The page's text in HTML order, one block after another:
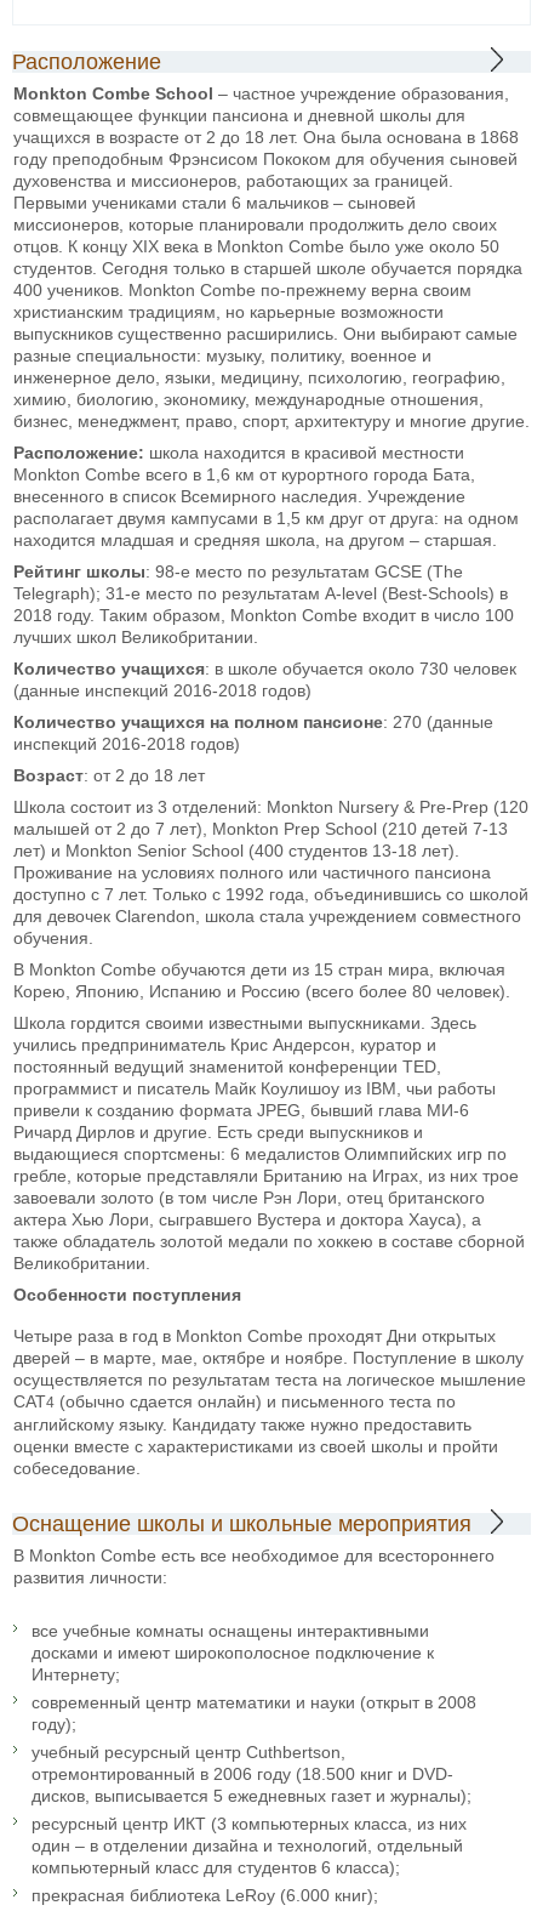
Расположение
Monkton Combe School – частное учреждение образования,
совмещающее функции пансиона и дневной школы для
учащихся в возрасте от 2 до 18 лет. Она была основана в 1868
году преподобным Фрэнсисом Пококом для обучения сыновей
духовенства и миссионеров, работающих за границей.
Первыми учениками стали 6 мальчиков – сыновей
миссионеров, которые планировали продолжить дело своих
отцов. К концу XIX века в Monkton Combe было уже около 50
студентов. Сегодня только в старшей школе обучается порядка
400 учеников. Monkton Combe по-прежнему верна своим
христианским традициям, но карьерные возможности
выпускников существенно расширились. Они выбирают самые
разные специальности: музыку, политику, военное и
инженерное дело, языки, медицину, психологию, географию,
химию, биологию, экономику, международные отношения,
бизнес, менеджмент, право, спорт, архитектуру и многие другие.
Расположение: школа находится в красивой местности
Monkton Combe всего в 1,6 км от курортного города Бата,
внесенного в список Всемирного наследия. Учреждение
располагает двумя кампусами в 1,5 км друг от друга: на одном
находится младшая и средняя школа, на другом – старшая.
Рейтинг школы: 98-е место по результатам GCSE (The
Telegraph); 31-е место по результатам A-level (Best-Schools) в
2018 году. Таким образом, Monkton Combe входит в число 100
лучших школ Великобритании.
Количество учащихся: в школе обучается около 730 человек
(данные инспекций 2016-2018 годов)
Количество учащихся на полном пансионе: 270 (данные
инспекций 2016-2018 годов)
Возраст: от 2 до 18 лет
Школа состоит из 3 отделений: Monkton Nursery & Pre-Prep (120
малышей от 2 до 7 лет), Monkton Prep School (210 детей 7-13
лет) и Monkton Senior School (400 студентов 13-18 лет).
Проживание на условиях полного или частичного пансиона
доступно с 7 лет. Только с 1992 года, объединившись со школой
для девочек Clarendon, школа стала учреждением совместного
обучения.
В Monkton Combe обучаются дети из 15 стран мира, включая
Корею, Японию, Испанию и Россию (всего более 80 человек).
Школа гордится своими известными выпускниками. Здесь
учились предприниматель Крис Андерсон, куратор и
постоянный ведущий знаменитой конференции TED,
программист и писатель Майк Коулишоу из IBM, чьи работы
привели к созданию формата JPEG, бывший глава МИ-6
Ричард Дирлов и другие. Есть среди выпускников и
выдающиеся спортсмены: 6 медалистов Олимпийских игр по
гребле, которые представляли Британию на Играх, из них трое
завоевали золото (в том числе Рэн Лори, отец британского
актера Хью Лори, сыгравшего Вустера и доктора Хауса), а
также обладатель золотой медали по хоккею в составе сборной
Великобритании.
Особенности поступления
Четыре раза в год в Monkton Combe проходят Дни открытых
дверей – в марте, мае, октябре и ноябре. Поступление в школу
осуществляется по результатам теста на логическое мышление
CAT4 (обычно сдается онлайн) и письменного теста по
английскому языку. Кандидату также нужно предоставить
оценки вместе с характеристиками из своей школы и пройти
собеседование.
Оснащение школы и школьные мероприятия
В Monkton Combe есть все необходимое для всестороннего
развития личности:
все учебные комнаты оснащены интерактивными
досками и имеют широкополосное подключение к
Интернету;
современный центр математики и науки (открыт в 2008
году);
учебный ресурсный центр Cuthbertson,
отремонтированный в 2006 году (18.500 книг и DVD-
дисков, выписывается 5 ежедневных газет и журналы);
ресурсный центр ИКТ (3 компьютерных класса, из них
один – в отделении дизайна и технологий, отдельный
компьютерный класс для студентов 6 класса);
прекрасная библиотека LeRoy (6.000 книг);